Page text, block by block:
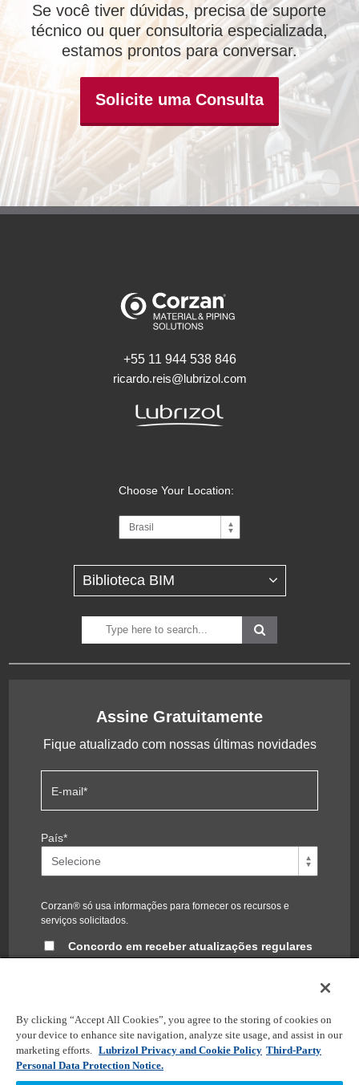
Se você tiver dúvidas, precisa de suporte
técnico ou quer consultoria especializada,
estamos prontos para conversar.
Solicite uma Consulta
+55 11 944 538 846
ricardo.reis@lubrizol.com
Choose Your Location:
Assine Gratuitamente
Fique atualizado com nossas últimas novidades
E-mail*
País*
Corzan® só usa informações para fornecer os recursos e
serviços solicitados.
Concordo em receber atualizações regulares
By clicking “Accept All Cookies”, you agree to the storing of cookies on
your device to enhance site navigation, analyze site usage, and assist in our
marketing efforts. Lubrizol Privacy and Cookie Policy Third-Party
Personal Data Protection Notice.